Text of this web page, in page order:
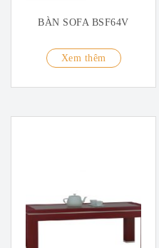
BÀN SOFA BSF64V
Xem thêm